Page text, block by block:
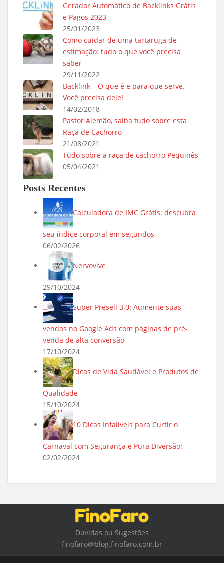
Gerador Automático de Backlinks Grátis
e Pagos 2023
25/01/2023
Como cuidar de uma tartaruga de
estimação: tudo o que você precisa
saber
29/11/2022
Backlink – O que é e para que serve.
Você precisa dele!
14/02/2018
Pastor Alemão, saiba tudo sobre esta
Raça de Cachorro
21/08/2021
Tudo sobre a raça de cachorro Pequinês
05/04/2021
Posts Recentes
Calculadora de IMC Grátis: descubra
seu índice corporal em segundos
06/02/2026
Nervovive
29/10/2024
Super Presell 3.0: Aumente suas
vendas no Google Ads com páginas de pré-
venda de alta conversão
17/10/2024
Dicas de Vida Saudável e Produtos de
Qualidade
15/10/2024
10 Dicas Infalíveis para Curtir o
Carnaval com Segurança e Pura Diversão!
02/02/2024
Duvidas ou Sugestões
finofaro@blog.finofaro.com.br